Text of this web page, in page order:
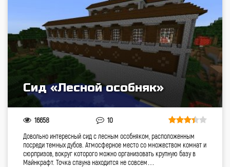
Сид «Лесной особняк»
16658 10
Довольно интересный cид с лесным особняком, расположенным
посреди темных дубов. Атмосферное место со множеством комнат и
сюрпризов, вокруг которого можно организовать крупную базу в
Майнкрафт. Точка спауна находится не совсем…